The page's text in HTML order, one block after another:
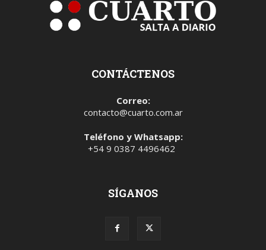
CONTÁCTENOS
Correo:
contacto@cuarto.com.ar
Teléfono y Whatsapp:
+54 9 0387 4496462
SÍGANOS